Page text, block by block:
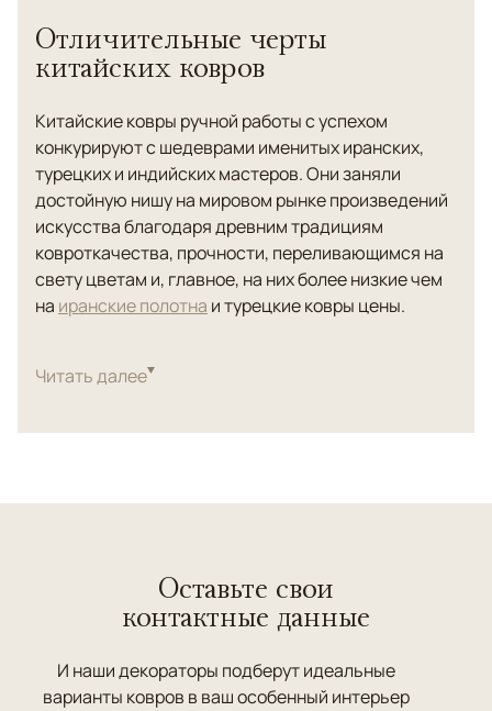
Отличительные черты
китайских ковров
Китайские ковры ручной работы с успехом
конкурируют с шедеврами именитых иранских,
турецких и индийских мастеров. Они заняли
достойную нишу на мировом рынке произведений
искусства благодаря древним традициям
ковроткачества, прочности, переливающимся на
свету цветам и, главное, на них более низкие чем
на иранские полотна и турецкие ковры цены.
условиях. Мы предлагаем покупателям:
лучшие модели ковров из Китая (проверенное
Бесплатную помощь дизайнера по подбору
выездом декоратора на дом);
Бесплатную доставку и примерку любого
количества моделей в интерьере;
Распродажи со скидками от 20% до 50% (по
многим позициям у нас лучшие цены в
Читать далее
Оставьте свои
контактные данные
И наши декораторы подберут идеальные
варианты ковров в ваш особенный интерьер